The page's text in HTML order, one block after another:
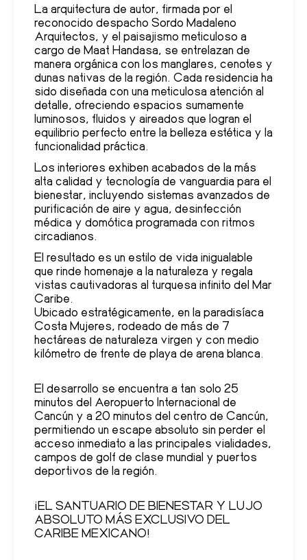
La arquitectura de autor, firmada por el
reconocido despacho Sordo Madaleno
Arquitectos, y el paisajismo meticuloso a
cargo de Maat Handasa, se entrelazan de
manera orgánica con los manglares, cenotes y
dunas nativas de la región. Cada residencia ha
sido diseñada con una meticulosa atención al
detalle, ofreciendo espacios sumamente
luminosos, fluidos y aireados que logran el
equilibrio perfecto entre la belleza estética y la
funcionalidad práctica.
Los interiores exhiben acabados de la más
alta calidad y tecnología de vanguardia para el
bienestar, incluyendo sistemas avanzados de
purificación de aire y agua, desinfección
médica y domótica programada con ritmos
circadianos.
El resultado es un estilo de vida inigualable
que rinde homenaje a la naturaleza y regala
vistas cautivadoras al turquesa infinito del Mar
Caribe.
Ubicado estratégicamente, en la paradisíaca
Costa Mujeres, rodeado de más de 7
hectáreas de naturaleza virgen y con medio
kilómetro de frente de playa de arena blanca.
El desarrollo se encuentra a tan solo 25
minutos del Aeropuerto Internacional de
Cancún y a 20 minutos del centro de Cancún,
permitiendo un escape absoluto sin perder el
acceso inmediato a las principales vialidades,
campos de golf de clase mundial y puertos
deportivos de la región.
¡EL SANTUARIO DE BIENESTAR Y LUJO
ABSOLUTO MÁS EXCLUSIVO DEL
CARIBE MEXICANO!